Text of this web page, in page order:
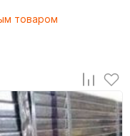
товаром